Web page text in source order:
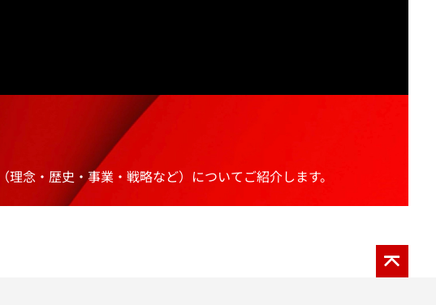
念・歴史・事業・戦略など）についてご紹介します。